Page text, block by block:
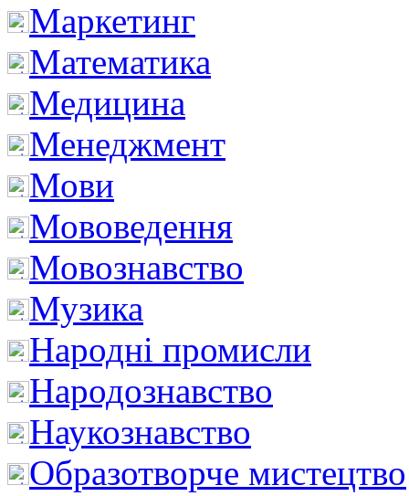
Маркетинг
Математика
Медицина
Менеджмент
Мови
Мововедення
Мовознавство
Музика
Народні промисли
Народознавство
Наукознавство
Образотворче мистецтво